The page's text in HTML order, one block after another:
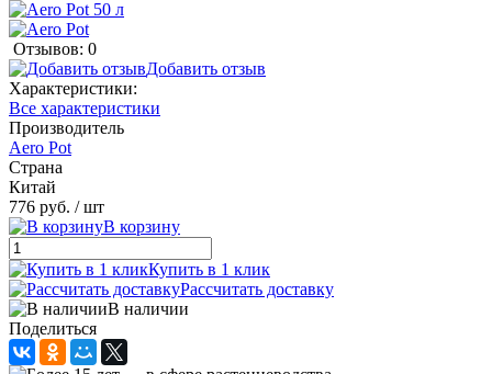
Отзывов: 0
Добавить отзыв
Характеристики:
Все характеристики
Производитель
Aero Pot
Страна
Китай
776 руб. / шт
В корзину
Купить в 1 клик
Рассчитать доставку
В наличии
Поделиться